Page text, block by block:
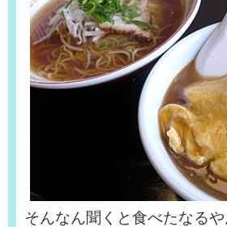
そんなん聞くと食べたなるや